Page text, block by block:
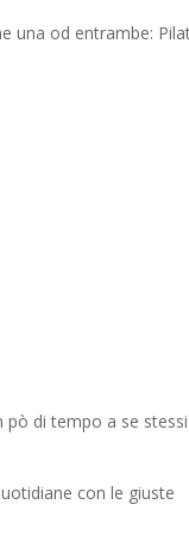
una od entrambe:
pò di tempo a se stessi
con le giuste